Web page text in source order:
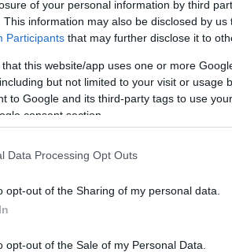
of your personal information by third
This information may also be disclosed by
Participants that may further disclose it to
that this website/app uses one or more
but not limited to your visit or usage
to Google and its third-party tags to use
consent section.
Data Processing Opt Outs
opt-out of the Sharing of my personal data.
opt-out of the Sale of my Personal Data.
τη δημοσίευση στο Instagram.